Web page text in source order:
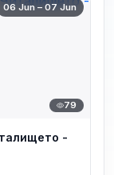
06 Jun – 07 Jun
79
-